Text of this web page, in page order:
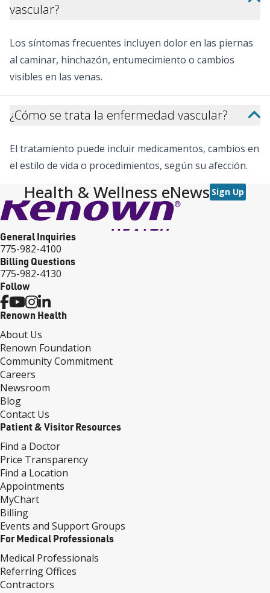
vascular?
Los síntomas frecuentes incluyen dolor en las piernas
al caminar, hinchazón, entumecimiento o cambios
visibles en las venas.
¿Cómo se trata la enfermedad vascular?
El tratamiento puede incluir medicamentos, cambios en
el estilo de vida o procedimientos, según su afección.
Health & Wellness eNews Sign Up
General Inquiries
775-982-4100
Billing Questions
775-982-4130
Follow
Renown Health
About Us
Renown Foundation
Community Commitment
Careers
Newsroom
Blog
Contact Us
Patient & Visitor Resources
Find a Doctor
Price Transparency
Find a Location
Appointments
MyChart
Billing
Events and Support Groups
For Medical Professionals
Medical Professionals
Referring Offices
Contractors